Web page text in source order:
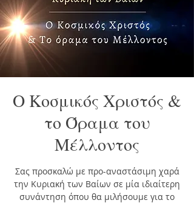
Ο Κοσμικός Χριστός &
το Όραμα του
Μέλλοντος
Σας προσκαλώ με προ-αναστάσιμη χαρά
την Κυριακή των Βαίων σε μία ιδιαίτερη
συνάντηση όπου θα μιλήσουμε για το